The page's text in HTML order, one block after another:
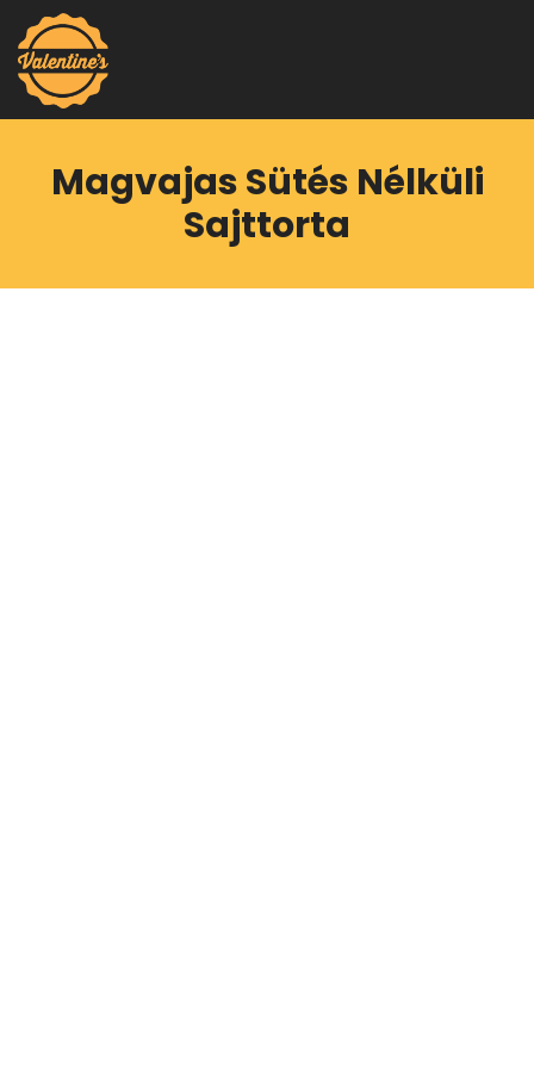
Magvajas Sütés Nélküli
Sajttorta